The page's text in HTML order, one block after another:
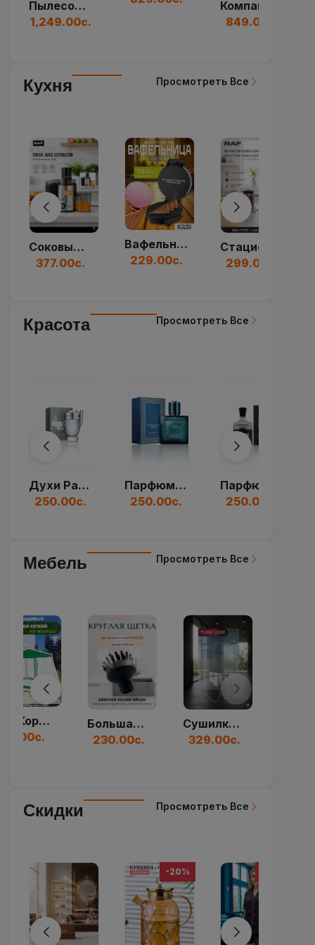
Пылесос Циклон SAM...
1,249.00с.
849.00с.
Кухня Просмотреть Все
Соковыжималка RAF...
377.00с.
Вафельница RAF R.5...
229.00с.
299.00с.
Красота Просмотреть Все
Духи Paco Rabanne...
250.00с.
Парфюмерная Вода V...
250.00с.
250.00с.
Мебель Просмотреть Все
Taili Коробка Для...
35.00с.
Большая Круглая Ще...
230.00с.
Сушилка Для Белья...
329.00с.
Скидки Просмотреть Все
-20%